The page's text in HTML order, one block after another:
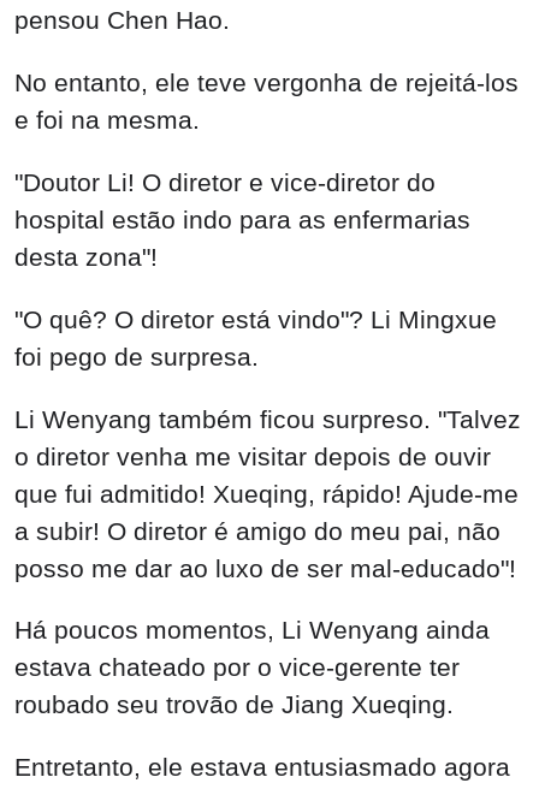
pensou Chen Hao.
No entanto, ele teve vergonha de rejeitá-los
e foi na mesma.
"Doutor Li! O diretor e vice-diretor do
hospital estão indo para as enfermarias
desta zona"!
"O quê? O diretor está vindo"? Li Mingxue
foi pego de surpresa.
Li Wenyang também ficou surpreso. "Talvez
o diretor venha me visitar depois de ouvir
que fui admitido! Xueqing, rápido! Ajude-me
a subir! O diretor é amigo do meu pai, não
posso me dar ao luxo de ser mal-educado"!
Há poucos momentos, Li Wenyang ainda
estava chateado por o vice-gerente ter
roubado seu trovão de Jiang Xueqing.
Entretanto, ele estava entusiasmado agora